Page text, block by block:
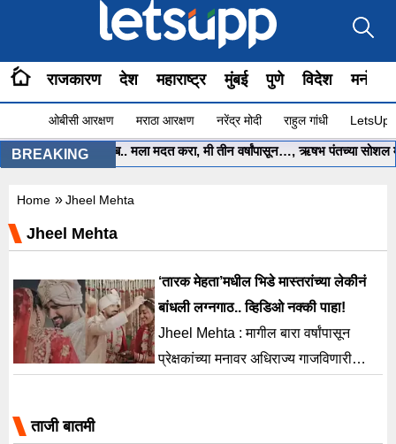
राजकारण देश महाराष्ट्र मुंबई पुणे विदेश
ओबीसी आरक्षण मराठा आरक्षण नरेंद्र मोदी राहुल गांधी
BREAKING
मुख्यमंत्री साहेब.. मला मदत करा, मी तीन वर्षांपासून…, ऋषभ पंतच्या सोशल
Home »Jheel Mehta
Jheel Mehta
‘तारक मेहता’मधील भिडे मास्तरांच्या लेकीनं
बांधली लग्नगाठ.. व्हिडिओ नक्की पाहा!
Jheel Mehta : मागील बारा वर्षांपासून
प्रेक्षकांच्या मनावर अधिराज्य गाजविणारी
ताजी बातमी